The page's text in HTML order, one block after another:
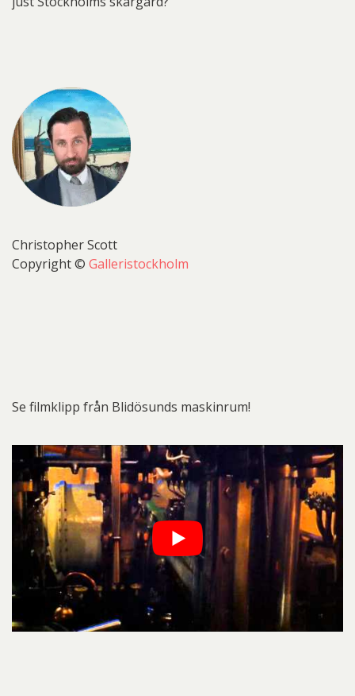
Christopher Scott
Copyright © Galleristockholm
Se filmklipp från Blidösunds maskinrum!